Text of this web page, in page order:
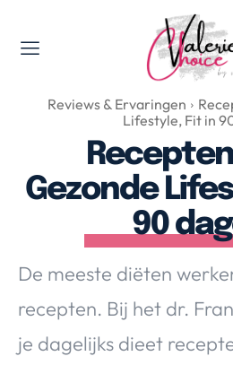
Valerie's Topics
Travel &
Food &
Happyness &
Lifestyle, Sport &
Gadgets &
Top 5 van
Health &
Huis & Tuin
Nieuws &
Reviews & Ervaringen
Lifestyle, Fit in
Gezonde
90
De meeste diëten
recepten. Bij het dr.
je dagelijks dieet